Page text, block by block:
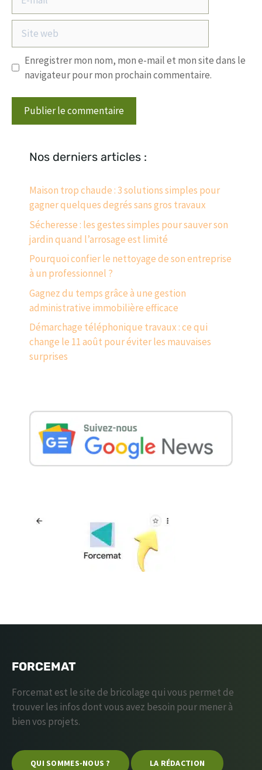
mail
Site
web
Enregistrer mon nom, mon e-mail et mon site dans le
navigateur pour mon prochain commentaire.
Nos derniers articles :
Maison trop chaude : 3 solutions simples pour
gagner quelques degrés sans gros travaux
Sécheresse : les gestes simples pour sauver son
jardin quand l’arrosage est limité
Pourquoi confier le nettoyage de son entreprise
à un professionnel ?
Gagnez du temps grâce à une gestion
administrative immobilière efficace
Démarchage téléphonique travaux : ce qui
change le 11 août pour éviter les mauvaises
surprises
FORCEMAT
Forcemat est le site de bricolage qui vous permet de
trouver les infos dont vous avez besoin pour mener à
bien vos projets.
QUI SOMMES-NOUS ? LA RÉDACTION